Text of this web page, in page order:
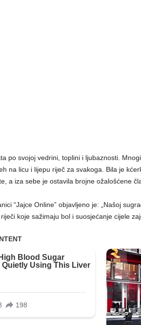
po svojoj vedrini, toplini i ljubaznosti.
na licu i lijepu riječ za svakoga. Bila je
a iza sebe je ostavila brojne ožalošćene
“Jajce Online” objavljeno je: „Našoj
koje sažimaju bol i suosjećanje cijele